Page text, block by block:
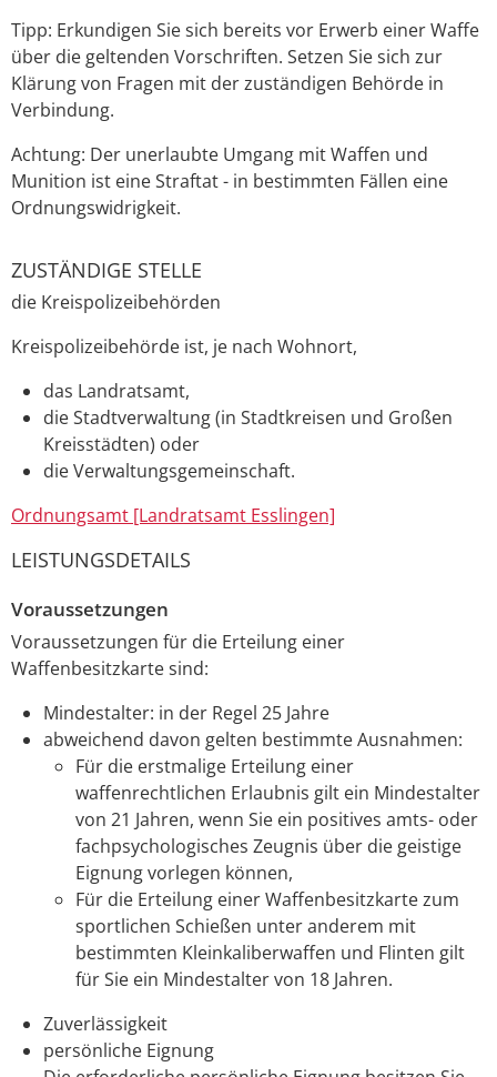
Tipp: Erkundigen Sie sich bereits vor Erwerb einer Waffe
über die geltenden Vorschriften. Setzen Sie sich zur
Klärung von Fragen mit der zuständigen Behörde in
Verbindung.
Achtung: Der unerlaubte Umgang mit Waffen und
Munition ist eine Straftat - in bestimmten Fällen eine
Ordnungswidrigkeit.
ZUSTÄNDIGE STELLE
die Kreispolizeibehörden
Kreispolizeibehörde ist, je nach Wohnort,
das Landratsamt,
die Stadtverwaltung (in Stadtkreisen und Großen
Kreisstädten) oder
die Verwaltungsgemeinschaft.
Ordnungsamt [Landratsamt Esslingen]
LEISTUNGSDETAILS
Voraussetzungen
Voraussetzungen für die Erteilung einer
Waffenbesitzkarte sind:
Mindestalter: in der Regel 25 Jahre
abweichend davon gelten bestimmte Ausnahmen:
Für die erstmalige Erteilung einer
waffenrechtlichen Erlaubnis gilt ein Mindestalter
von 21 Jahren, wenn Sie ein positives amts- oder
fachpsychologisches Zeugnis über die geistige
Eignung vorlegen können,
Für die Erteilung einer Waffenbesitzkarte zum
sportlichen Schießen unter anderem mit
bestimmten Kleinkaliberwaffen und Flinten gilt
für Sie ein Mindestalter von 18 Jahren.
Zuverlässigkeit
persönliche Eignung